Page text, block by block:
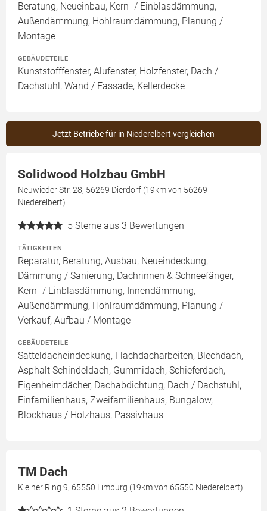
Beratung, Neueinbau, Kern- / Einblasdämmung,
Außendämmung, Hohlraumdämmung, Planung /
Montage
GEBÄUDETEILE
Kunststofffenster, Alufenster, Holzfenster, Dach /
Dachstuhl, Wand / Fassade, Kellerdecke
Jetzt Betriebe für in Niederelbert vergleichen
Solidwood Holzbau GmbH
Neuwieder Str. 28, 56269 Dierdorf (19km von 56269
Niederelbert)
5 Sterne aus 3 Bewertungen
TÄTIGKEITEN
Reparatur, Beratung, Ausbau, Neueindeckung,
Dämmung / Sanierung, Dachrinnen & Schneefänger,
Kern- / Einblasdämmung, Innendämmung,
Außendämmung, Hohlraumdämmung, Planung /
Verkauf, Aufbau / Montage
GEBÄUDETEILE
Satteldacheindeckung, Flachdacharbeiten, Blechdach,
Asphalt Schindeldach, Gummidach, Schieferdach,
Eigenheimdächer, Dachabdichtung, Dach / Dachstuhl,
Einfamilienhaus, Zweifamilienhaus, Bungalow,
Blockhaus / Holzhaus, Passivhaus
TM Dach
Kleiner Ring 9, 65550 Limburg (19km von 65550 Niederelbert)